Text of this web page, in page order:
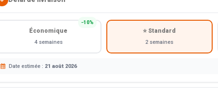
−10%
Économique
4 semaines
⭐ Standard
2 semaines
Date estimée : 21 août 2026